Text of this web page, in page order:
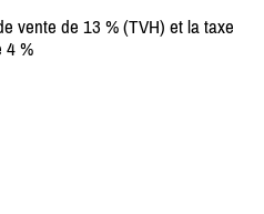
vente de 13 % (TVH) et la taxe
4 %